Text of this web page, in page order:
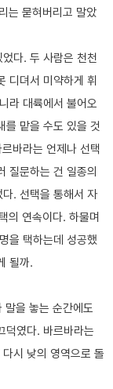
는 묻혀버리고 말았
다. 두 사람은 천천
디뎌서 미약하게 휘
라 대륙에서 불어오
를 맡을 수도 있을 것
바라는 언제나 선택
질문하는 건 일종의
. 선택을 통해서 자
의 연속이다. 하물며
을 택하는데 성공했
될까.
말을 놓는 순간에도
덕였다. 바르바라는
시 낮의 영역으로 돌